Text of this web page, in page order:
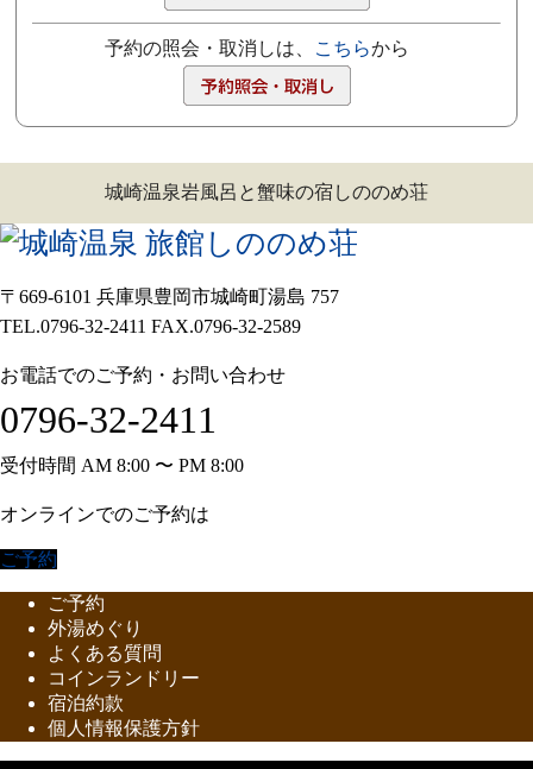
予約の照会・取消しは、 こちらから
城崎温泉岩風呂と蟹味の宿しののめ荘
〒669-6101 兵庫県豊岡市城崎町湯島 757
TEL.0796-32-2411 FAX.0796-32-2589
お電話でのご予約・お問い合わせ
0796-32-2411
受付時間 AM 8:00 〜 PM 8:00
オンラインでのご予約は
ご予約
ご予約
外湯めぐり
よくある質問
コインランドリー
宿泊約款
個人情報保護方針